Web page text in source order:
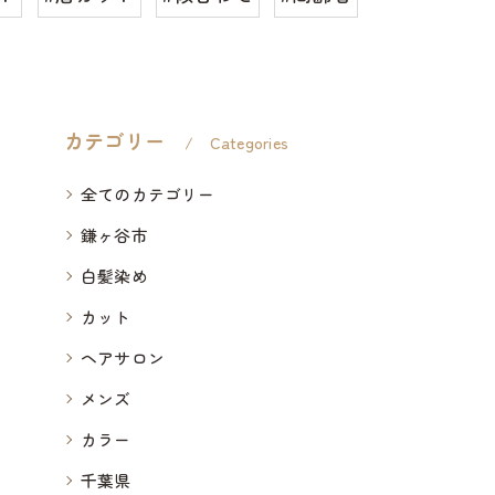
カテゴリー Categories
全てのカテゴリー
鎌ヶ谷市
白髪染め
カット
ヘアサロン
メンズ
カラー
千葉県